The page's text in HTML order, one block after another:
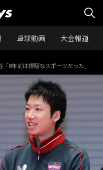
卓球動画 大会報道
8年前は根暗なスポーツだった」